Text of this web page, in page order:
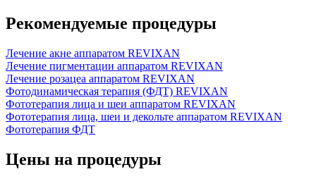
Рекомендуемые процедуры
Лечение акне аппаратом REVIXAN
Лечение пигментации аппаратом REVIXAN
Лечение розацеа аппаратом REVIXAN
Фотодинамическая терапия (ФДТ) REVIXAN
Фототерапия лица и шеи аппаратом REVIXAN
Фототерапия лица, шеи и декольте аппаратом REVIXAN
Фототерапия ФДТ
Цены на процедуры